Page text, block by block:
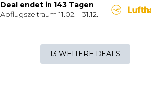
Deal endet in 143 Tagen
Abflugszeitraum11.02. -31.12.
13 WEITERE DEALS